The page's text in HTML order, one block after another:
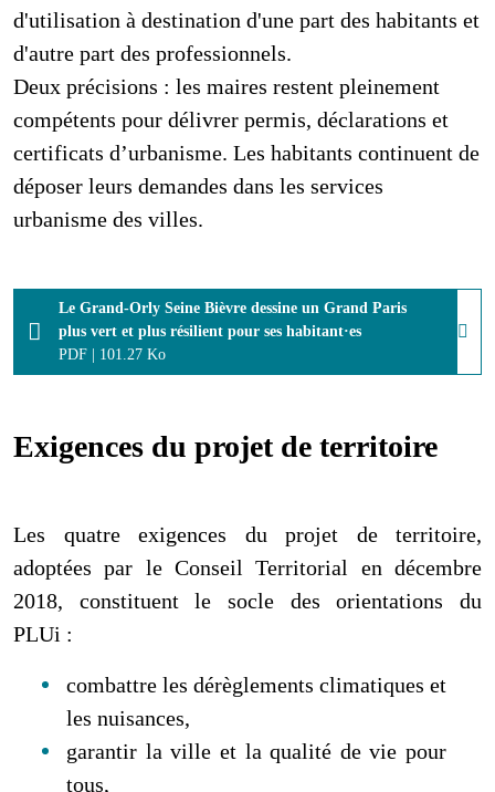
d'utilisation à destination d'une part des habitants et
d'autre part des professionnels.
Deux précisions : les maires restent pleinement
compétents pour délivrer permis, déclarations et
certificats d’urbanisme. Les habitants continuent de
déposer leurs demandes dans les services
urbanisme des villes.
Le Grand-Orly Seine Bièvre dessine un Grand Paris
plus vert et plus résilient pour ses habitant·es
PDF
101.27 Ko
Exigences du projet de territoire
Les quatre exigences du projet de territoire,
adoptées par le Conseil Territorial en décembre
2018, constituent le socle des orientations du
PLUi :
combattre les dérèglements climatiques et
les nuisances,
garantir la ville et la qualité de vie pour
tous,